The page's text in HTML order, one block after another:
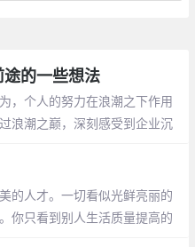
的一些想法
，个人的努力在浪潮之下作用
浪潮之巅，深刻感受到企业沉
的人才。一切看似光鲜亮丽的
你只看到别人生活质量提高的